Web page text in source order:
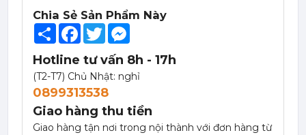
Chia Sẻ Sản Phẩm Này
ShareFacebook
Twitter
Hotline tư vấn 8h - 17h
(T2-T7) Chủ Nhật: nghỉ
0899313538
Giao hàng thu tiền
Giao hàng tận nơi trong nội thành với đơn hàng từ